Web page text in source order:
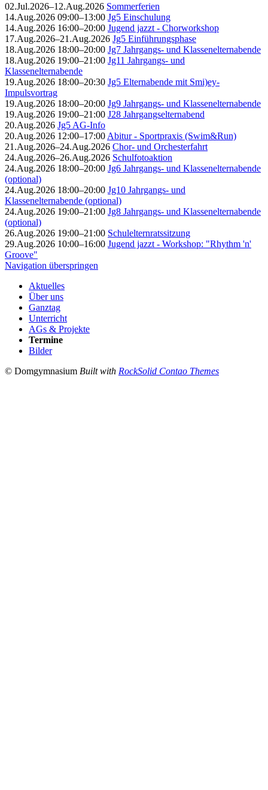
02.Jul.2026–12.Aug.2026 Sommerferien
14.Aug.2026 09:00–13:00 Jg5 Einschulung
14.Aug.2026 16:00–20:00 Jugend jazzt - Chorworkshop
17.Aug.2026–21.Aug.2026 Jg5 Einführungsphase
18.Aug.2026 18:00–20:00 Jg7 Jahrgangs- und Klassenelternabende
18.Aug.2026 19:00–21:00 Jg11 Jahrgangs- und
Klassenelternabende
19.Aug.2026 18:00–20:30 Jg5 Elternabende mit Smi)ey-
Impulsvortrag
19.Aug.2026 18:00–20:00 Jg9 Jahrgangs- und Klassenelternabende
19.Aug.2026 19:00–21:00 J28 Jahrgangselternabend
20.Aug.2026 Jg5 AG-Info
20.Aug.2026 12:00–17:00 Abitur - Sportpraxis (Swim&Run)
21.Aug.2026–24.Aug.2026 Chor- und Orchesterfahrt
24.Aug.2026–26.Aug.2026 Schulfotoaktion
24.Aug.2026 18:00–20:00 Jg6 Jahrgangs- und Klassenelternabende
(optional)
24.Aug.2026 18:00–20:00 Jg10 Jahrgangs- und
Klassenelternabende (optional)
24.Aug.2026 19:00–21:00 Jg8 Jahrgangs- und Klassenelternabende
(optional)
26.Aug.2026 19:00–21:00 Schulelternratssitzung
29.Aug.2026 10:00–16:00 Jugend jazzt - Workshop: "Rhythm 'n'
Groove"
Navigation überspringen
Aktuelles
Über uns
Ganztag
Unterricht
AGs & Projekte
Termine
Bilder
© Domgymnasium Built with RockSolid Contao Themes